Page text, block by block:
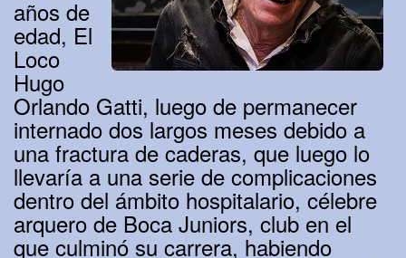
años de
edad, El
Loco
Hugo
Orlando Gatti, luego de permanecer
internado dos largos meses debido a
una fractura de caderas, que luego lo
llevaría a una serie de complicaciones
dentro del ámbito hospitalario, célebre
arquero de Boca Juniors, club en el
que culminó su carrera, habiendo